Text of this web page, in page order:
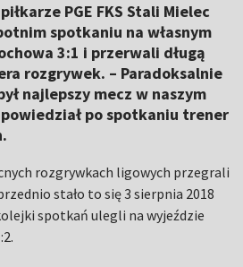
PGE FKS Stali Mielec
spotkaniu na własnym
3:1 i przerwali długą
rozgrywek. – Paradoksalnie
najlepszy mecz w naszym
po spotkaniu trener
rozgrywkach ligowych przegrali
stało to się 3 sierpnia 2018
spotkań ulegli na wyjeździe